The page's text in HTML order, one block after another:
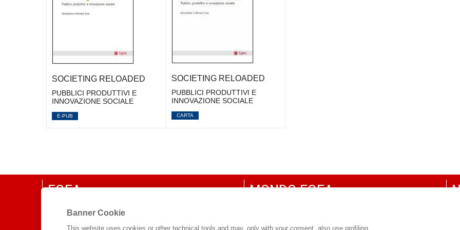
SOCIETING RELOADED
PUBBLICI PRODUTTIVI E
INNOVAZIONE SOCIALE
E-PUB
SOCIETING RELOADED
PUBBLICI PRODUTTIVI E
INNOVAZIONE SOCIALE
CARTA
EGEA
CHI SIAMO
MONDO EGEA
Banner Cookie
This website uses cookies or other technical tools and may, only with your consent, also use profiling